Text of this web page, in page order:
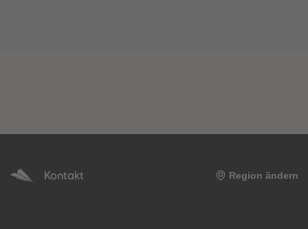
Kontakt Region ändern